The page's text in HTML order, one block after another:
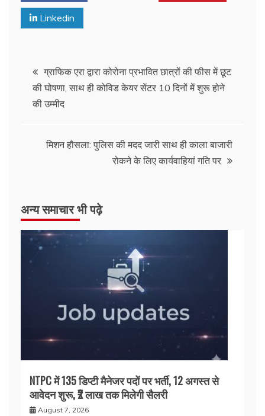
Linkedin
ग्राफिक एरा द्वारा कोरोना प्रभावित छात्रों की फीस में छूट
की घोषणा, साथ ही कोविड केयर सेंटर 10 दिनों में शुरू होने
की उम्मीद
मिशन हौसला: पुलिस की मदद जारी साथ ही काला बाजारी
रोकने के लिए कार्यवाहियां गति पर
अन्य समाचार भी पढ़े
NTPC में 135 डिप्टी मैनेजर पदों पर भर्ती, 12 अगस्त से
आवेदन शुरू, ₹2 लाख तक मिलेगी सैलरी
August 7, 2026